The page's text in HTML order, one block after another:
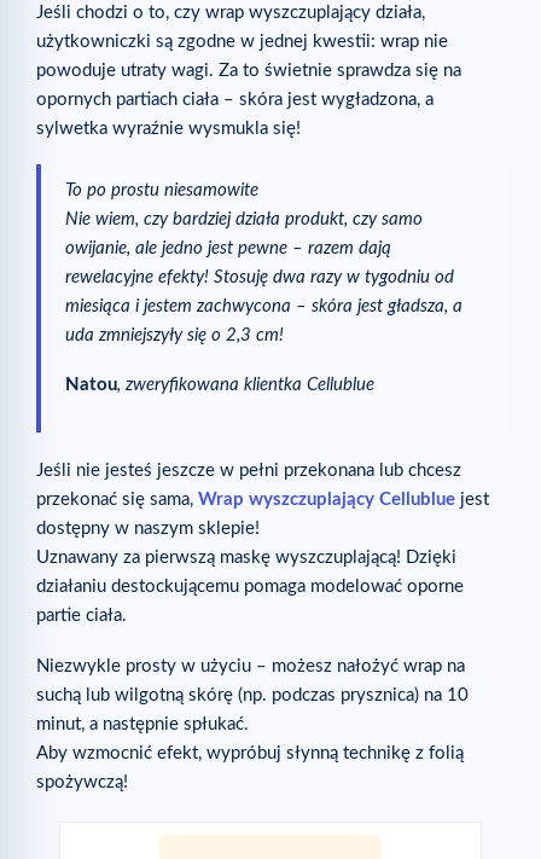
Jeśli chodzi o to, czy wrap wyszczuplający działa,
użytkowniczki są zgodne w jednej kwestii: wrap nie
powoduje utraty wagi. Za to świetnie sprawdza się na
opornych partiach ciała – skóra jest wygładzona, a
sylwetka wyraźnie wysmukla się!
To po prostu niesamowite
Nie wiem, czy bardziej działa produkt, czy samo
owijanie, ale jedno jest pewne – razem dają
rewelacyjne efekty! Stosuję dwa razy w tygodniu od
miesiąca i jestem zachwycona – skóra jest gładsza, a
uda zmniejszyły się o 2,3 cm!
Natou, zweryfikowana klientka Cellublue
Jeśli nie jesteś jeszcze w pełni przekonana lub chcesz
przekonać się sama, Wrap wyszczuplający Cellublue jest
dostępny w naszym sklepie!
Uznawany za pierwszą maskę wyszczuplającą! Dzięki
działaniu destockującemu pomaga modelować oporne
partie ciała.
Niezwykle prosty w użyciu – możesz nałożyć wrap na
suchą lub wilgotną skórę (np. podczas prysznica) na 10
minut, a następnie spłukać.
Aby wzmocnić efekt, wypróbuj słynną technikę z folią
spożywczą!